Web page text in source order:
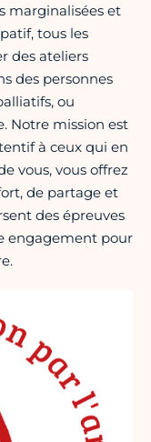
marginalisées et
tous les
des ateliers
des personnes
ou
Notre mission est
à ceux qui en
vous, vous offrez
de partage et
des épreuves
engagement pour